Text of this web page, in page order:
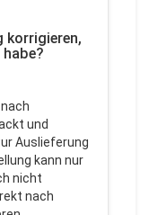
korrigieren,
und
Auslieferung
kann nur
nicht
nach